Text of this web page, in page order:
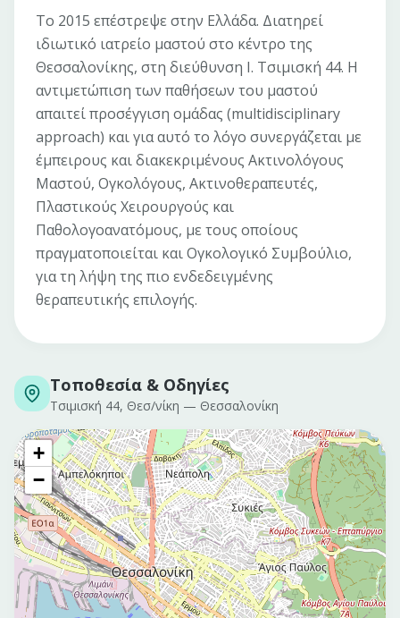
Το 2015 επέστρεψε στην Ελλάδα. Διατηρεί
ιδιωτικό ιατρείο μαστού στο κέντρο της
Θεσσαλονίκης, στη διεύθυνση Ι. Τσιμισκή 44. Η
αντιμετώπιση των παθήσεων του μαστού
απαιτεί προσέγγιση ομάδας (multidisciplinary
approach) και για αυτό το λόγο συνεργάζεται με
έμπειρους και διακεκριμένους Ακτινολόγους
Μαστού, Ογκολόγους, Ακτινοθεραπευτές,
Πλαστικούς Χειρουργούς και
Παθολογοανατόμους, με τους οποίους
πραγματοποιείται και Ογκολογικό Συμβούλιο,
για τη λήψη της πιο ενδεδειγμένης
θεραπευτικής επιλογής.
Τοποθεσία & Οδηγίες
Τσιμισκή 44, Θεσ/νίκη — Θεσσαλονίκη
+
−